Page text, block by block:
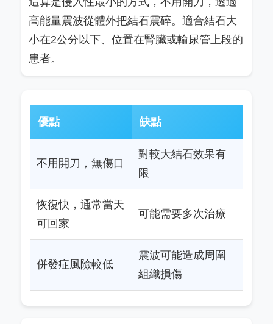
高能量震波從體外把結石震碎。適合結石大
小在2公分以下、位置在腎臟或輸尿管上段的
患者。
優點 缺點
不用開刀，無傷口
對較大結石效果有
限
恢復快，通常當天
可回家
可能需要多次治療
併發症風險較低
震波可能造成周圍
組織損傷